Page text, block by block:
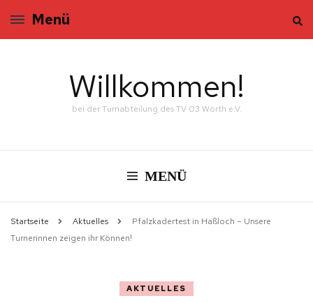
Menü
Willkommen!
bei der Turnabteilung des TV 03 Wörth e.V.
MENÜ
Startseite Aktuelles
Pfalzkadertest in Haßloch – Unsere
Turnerinnen zeigen ihr Können!
AKTUELLES